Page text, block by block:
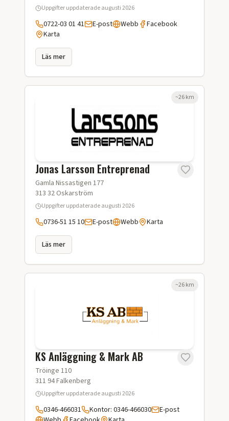
Uppgifter uppdateradeaugusti 2026
0722-03 01 41 E-post Webb
Facebook
Karta
Läs mer
Jonas Larsson Entreprenad
Gamla Nissastigen 177
313 32Oskarström
Uppgifter uppdateradeaugusti 2026
0736-51 15 10 E-post Webb Karta
Läs mer
~26km
KS Anläggning & Mark AB
Tröinge 110
311 94Falkenberg
Uppgifter uppdateradeaugusti 2026
0346-466031 Kontor: 0346-466030
E-post
~26km